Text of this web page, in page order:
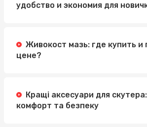
удобство и экономия для
Живокост мазь: где купить и
цене?
Кращі аксесуари для
комфорт та безпеку